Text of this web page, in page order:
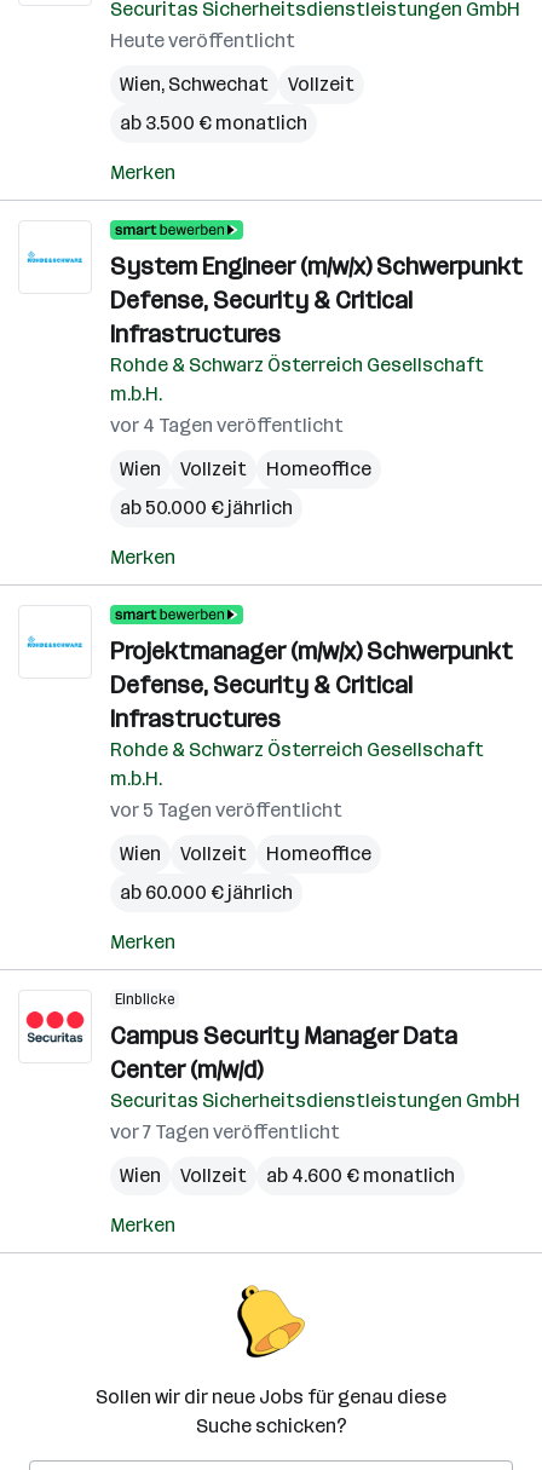
Securitas Sicherheitsdienstleistungen GmbH
Heute veröffentlicht
Wien, Schwechat
Vollzeit
ab 3.500 € monatlich
Merken
System Engineer (m/w/x) Schwerpunkt
Defense, Security & Critical
Infrastructures
Rohde & Schwarz Österreich Gesellschaft
m.b.H.
vor 4 Tagen veröffentlicht
Wien
Vollzeit
Homeoffice
ab 50.000 € jährlich
Merken
Projektmanager (m/w/x) Schwerpunkt
Defense, Security & Critical
Infrastructures
Rohde & Schwarz Österreich Gesellschaft
m.b.H.
vor 5 Tagen veröffentlicht
Wien
Vollzeit
Homeoffice
ab 60.000 € jährlich
Merken
Einblicke
Campus Security Manager Data
Center (m/w/d)
Securitas Sicherheitsdienstleistungen GmbH
vor 7 Tagen veröffentlicht
Wien
Vollzeit ab 4.600 € monatlich
Merken
Sollen wir dir neue Jobs für genau diese
Suche schicken?